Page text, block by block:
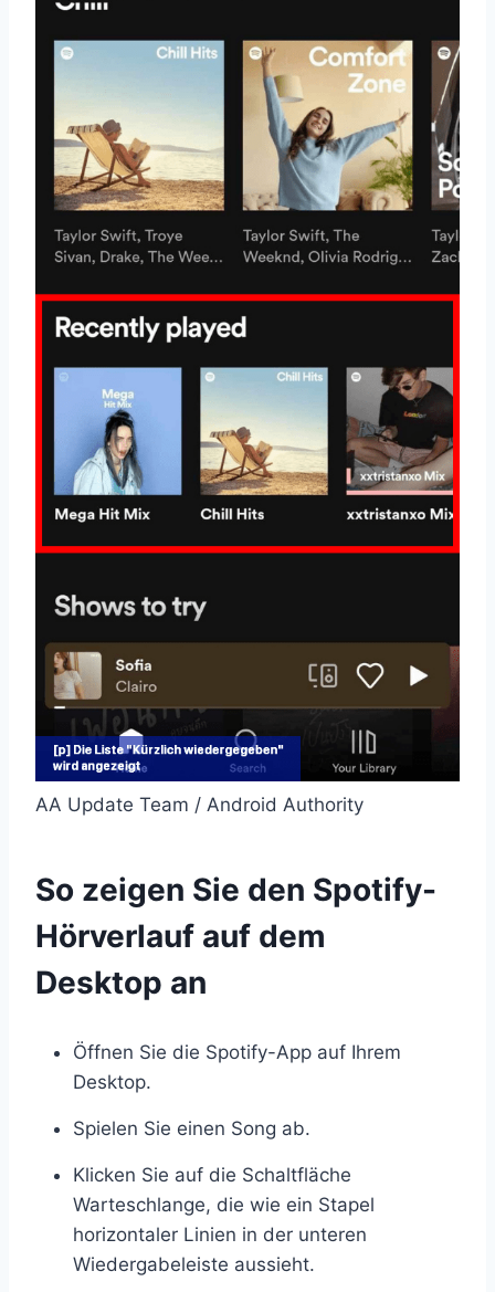
AA Update Team / Android Authority
So zeigen Sie den Spotify-
Hörverlauf auf dem
Desktop an
Öffnen Sie die Spotify-App auf Ihrem
Desktop.
Spielen Sie einen Song ab.
Klicken Sie auf die Schaltfläche
Warteschlange, die wie ein Stapel
horizontaler Linien in der unteren
Wiedergabeleiste aussieht.